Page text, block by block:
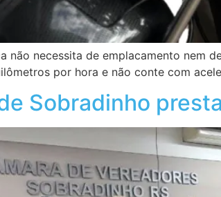
não necessita de emplacamento nem
por hora e não conte com
Sobradinho